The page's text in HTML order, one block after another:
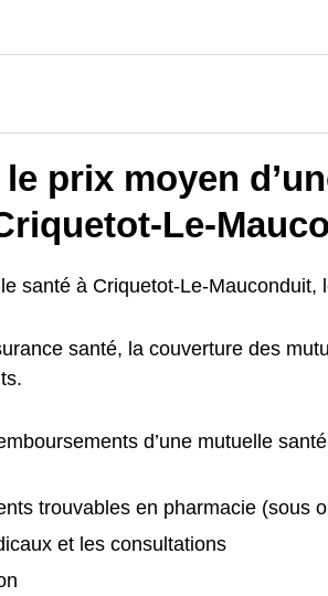
prix moyen
Le-
santé à Criquetot-Le-
santé, la couverture des
d’une mutuelle
trouvables en pharmacie (sous
et les consultations